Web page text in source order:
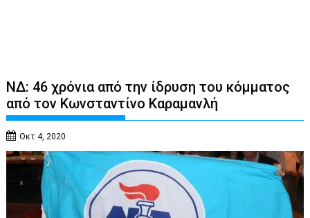
ΝΔ: 46 χρόνια από την ίδρυση του κόμματος
από τον Κωνσταντίνο Καραμανλή
Οκτ 4, 2020